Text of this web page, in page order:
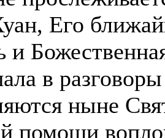
Его
и
в
ныне
помощи